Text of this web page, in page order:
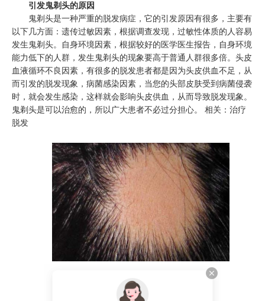
引发鬼剃头的原因
鬼剃头是一种严重的脱发病症，它的引发原因有很多，主要有
以下几方面：遗传过敏因素，根据调查发现，过敏性体质的人容易
发生鬼剃头。自身环境因素，根据较好的医学医生报告，自身环境
能力低下的人群，发生鬼剃头的现象要高于普通人群很多倍。头皮
血液循环不良因素，有很多的脱发患者都是因为头皮供血不足，从
而引发的脱发现象，病菌感染因素，当您的头部皮肤受到病菌侵袭
时，就会发生感染，这样就会影响头皮供血，从而导致脱发现象。
鬼剃头是可以治愈的，所以广大患者不必过分担心。 相关：治疗
脱发
>>>点此在线咨询<<<